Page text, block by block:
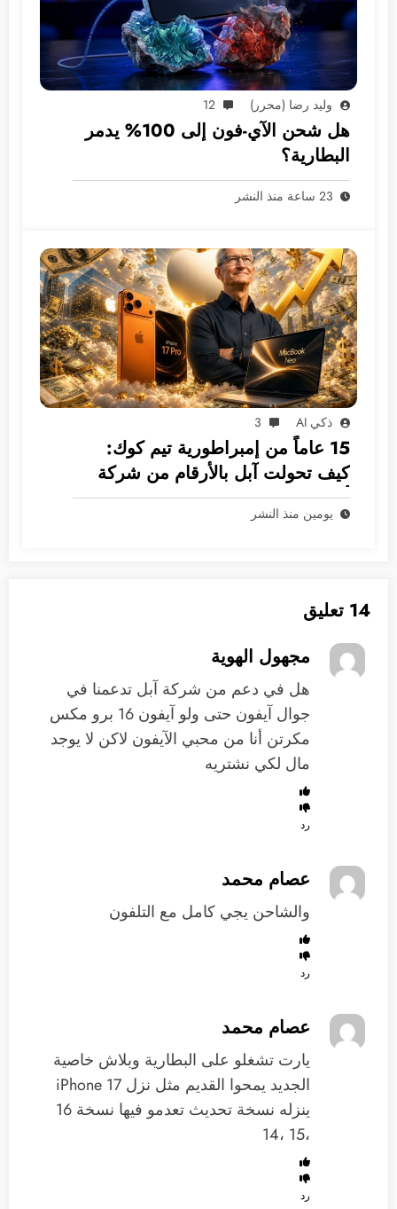
وليد رضا (محرر) 12
هل شحن الآي-فون إلى 100% يدمر
البطارية؟
23 ساعة منذ النشر
ذكي AI 3
15 عاماً من إمبراطورية تيم كوك:
كيف تحولت آبل بالأرقام من شركة
أجهزة إلى غول بـ 5 ترليونات دولار؟
يومين منذ النشر
14 تعليق
مجهول الهوية
هل في دعم من شركة آبل تدعمنا في
جوال آيفون حتى ولو آيفون 16 برو مكس
مكرتن أنا من محبي الآيفون لاكن لا يوجد
مال لكي نشتريه
رد
عصام محمد
‏والشاحن يجي كامل مع التلفون
رد
عصام محمد
يارت تشغلو على البطارية وبلاش خاصية
الجديد ‏يمحوا القديم مثل نزل iPhone 17
ينزله نسخة تحديث تعدمو فيها نسخة 16
،15 ،14
رد